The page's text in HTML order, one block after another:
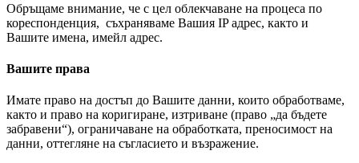
Обръщаме внимание, че с цел облекчаване на процеса по
кореспонденция, съхраняваме Вашия IP адрес, както и
Вашите имена, имейл адрес.
Вашите права
Имате право на достъп до Вашите данни, които обработваме,
както и право на коригиране, изтриване (право „да бъдете
забравени“), ограничаване на обработката, преносимост на
данни, оттегляне на съгласието и възражение.